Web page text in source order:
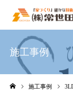
施工事例
施工事例